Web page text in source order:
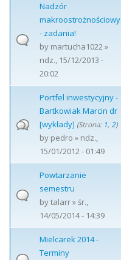
Nadzór
makroostrożnościowy
- zadania!
by martucha1022»
ndz., 15/12/2013 -
20:02
Portfel inwestycyjny -
Bartkowiak Marcin dr
[wykłady] (Strona: 1, 2)
by pedro » ndz.,
15/01/2012 - 01:49
Powtarzanie
semestru
bytalarr» śr.,
14/05/2014 - 14:39
Mielcarek 2014 -
Terminy